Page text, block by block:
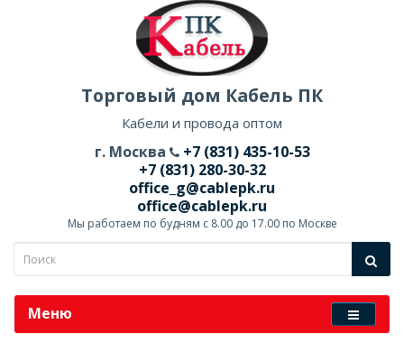
Торговый дом Кабель ПК
Кабели и провода оптом
г. Москва
+7 (831) 435-10-53
+7 (831) 280-30-32
office_g@cablepk.ru
office@cablepk.ru
Мы работаем по будням с 8.00 до 17.00 по Москве
Меню